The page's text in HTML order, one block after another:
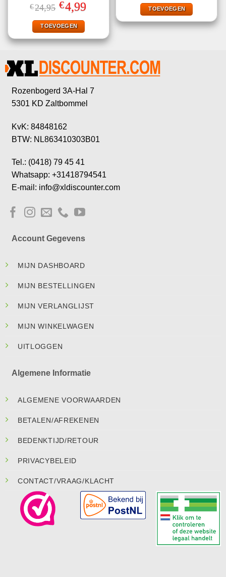
Gewaardeerd
5.00uit 5
€24,95 Oorspronkelijke
prijs
was:
€24,95.
€4,99Huidige
prijs
TOEVOEGEN
was:
€9,99.
is:
€1,00.
TOEVOEGEN
Rozenbogerd 3A-Hal 7
5301 KD Zaltbommel
KvK: 84848162
BTW: NL863410303B01
Tel.: (0418) 79 45 41
Whatsapp: +31418794541
E-mail: info@xldiscounter.com
Account Gegevens
MIJN DASHBOARD
MIJN BESTELLINGEN
MIJN VERLANGLIJST
MIJN WINKELWAGEN
UITLOGGEN
Algemene Informatie
ALGEMENE VOORWAARDEN
BETALEN/AFREKENEN
BEDENKTIJD/RETOUR
PRIVACYBELEID
CONTACT/VRAAG/KLACHT